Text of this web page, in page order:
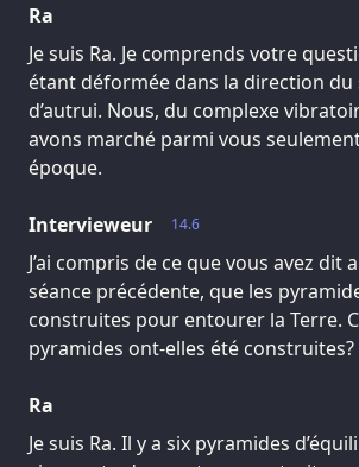
Ra
Je suis Ra. Je comprends votre
étant déformée dans la direction
d’autrui. Nous, du complexe
avons marché parmi vous
époque.
14.6
Intervieweur
J’ai compris de ce que vous avez dit
séance précédente, que les
construites pour entourer la Terre.
pyramides ont-elles été construites?
Ra
Je suis Ra. Il y a six pyramides